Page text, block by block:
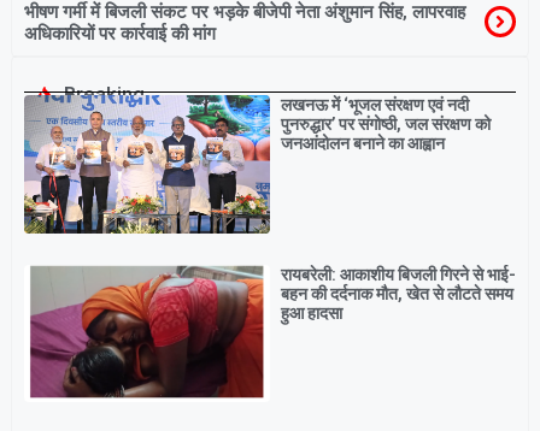
भीषण गर्मी में बिजली संकट पर भड़के बीजेपी नेता अंशुमान सिंह, लापरवाह
अधिकारियों पर कार्रवाई की मांग
Breaking
लखनऊ में ‘भूजल संरक्षण एवं नदी
पुनरुद्धार’ पर संगोष्ठी, जल संरक्षण को
जनआंदोलन बनाने का आह्वान
रायबरेली: आकाशीय बिजली गिरने से भाई-
बहन की दर्दनाक मौत, खेत से लौटते समय
हुआ हादसा